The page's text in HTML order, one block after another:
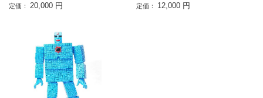
定価： 20,000 円
定価： 12,000 円